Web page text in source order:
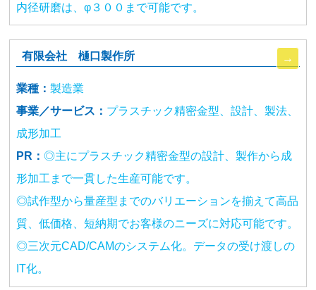
内径研磨は、φ３００まで可能です。
有限会社 樋口製作所
業種： 製造業
事業／サービス： プラスチック精密金型、設計、製法、
成形加工
PR： ◎主にプラスチック精密金型の設計、製作から成
形加工まで一貫した生産可能です。
◎試作型から量産型までのバリエーションを揃えて高品
質、低価格、短納期でお客様のニーズに対応可能です。
◎三次元CAD/CAMのシステム化。データの受け渡しの
IT化。